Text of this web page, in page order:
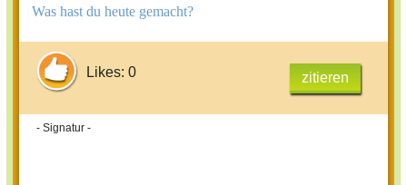
Was hast du heute gemacht?
Likes: 0 zitieren
- Signatur -